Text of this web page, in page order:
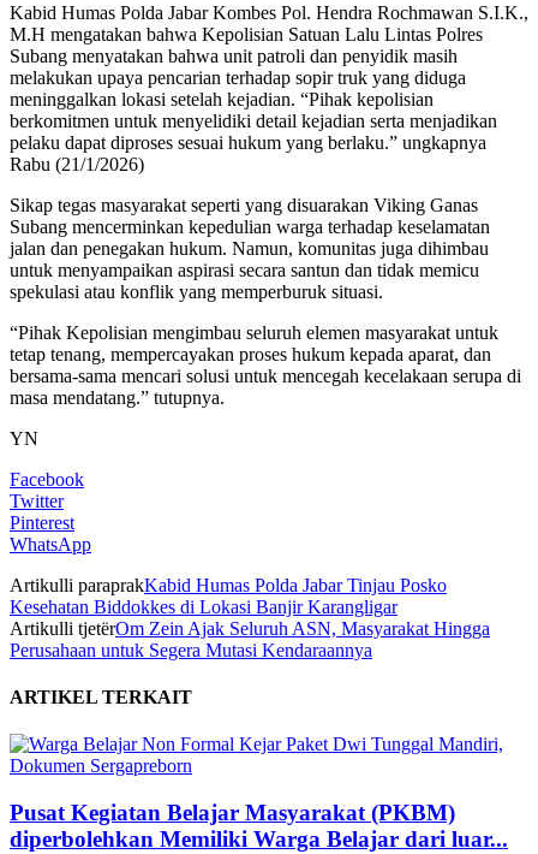
Kabid Humas Polda Jabar Kombes Pol. Hendra Rochmawan S.I.K.,
M.H mengatakan bahwa Kepolisian Satuan Lalu Lintas Polres
Subang menyatakan bahwa unit patroli dan penyidik masih
melakukan upaya pencarian terhadap sopir truk yang diduga
meninggalkan lokasi setelah kejadian. “Pihak kepolisian
berkomitmen untuk menyelidiki detail kejadian serta menjadikan
pelaku dapat diproses sesuai hukum yang berlaku.” ungkapnya
Rabu (21/1/2026)
Sikap tegas masyarakat seperti yang disuarakan Viking Ganas
Subang mencerminkan kepedulian warga terhadap keselamatan
jalan dan penegakan hukum. Namun, komunitas juga dihimbau
untuk menyampaikan aspirasi secara santun dan tidak memicu
spekulasi atau konflik yang memperburuk situasi.
“Pihak Kepolisian mengimbau seluruh elemen masyarakat untuk
tetap tenang, mempercayakan proses hukum kepada aparat, dan
bersama-sama mencari solusi untuk mencegah kecelakaan serupa di
masa mendatang.” tutupnya.
YN
Facebook
Twitter
Pinterest
WhatsApp
Artikulli paraprakKabid Humas Polda Jabar Tinjau Posko
Kesehatan Biddokkes di Lokasi Banjir Karangligar
Artikulli tjetërOm Zein Ajak Seluruh ASN, Masyarakat Hingga
Perusahaan untuk Segera Mutasi Kendaraannya
ARTIKEL TERKAIT
Pusat Kegiatan Belajar Masyarakat (PKBM)
diperbolehkan Memiliki Warga Belajar dari luar...